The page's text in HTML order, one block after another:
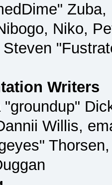
Niko,
Writers
"groundup"
Willis,